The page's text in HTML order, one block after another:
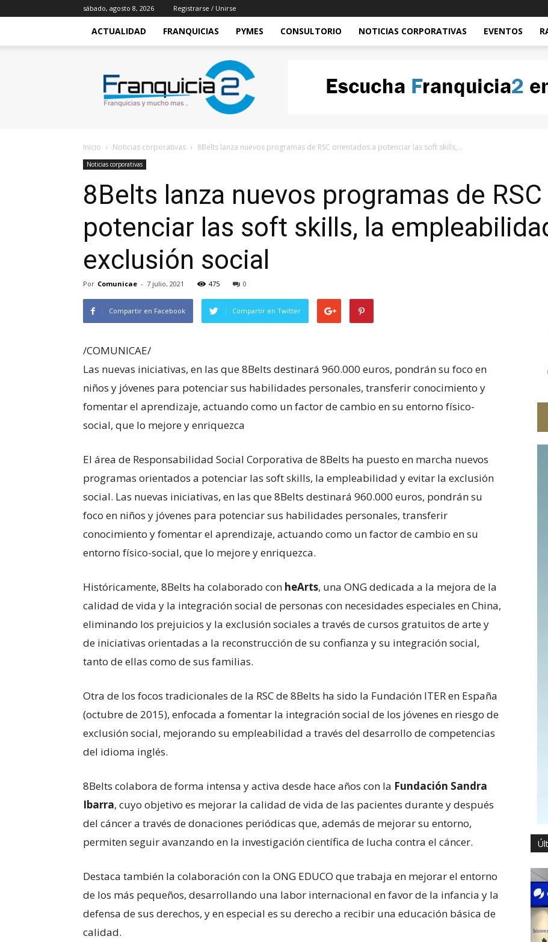
sábado, agosto 8, 2026 Registrarse / Unirse
ACTUALIDAD FRANQUICIAS PYMES CONSULTORIO NOTICIAS CORPORATIVAS EVENTOS
Inicio Noticias corporativas 8Belts lanza nuevos programas de RSC orientados a potenciar las soft skills,...
Noticias corporativas
8Belts lanza nuevos programas de
potenciar las soft skills, la
exclusión social
Por Comunicae - 7 julio, 2021 475 0
Compartir en Facebook Compartir en Twitter
/COMUNICAE/
Las nuevas iniciativas, en las que 8Belts destinará 960.000 euros, pondrán su foco en
niños y jóvenes para potenciar sus habilidades personales, transferir conocimiento y
fomentar el aprendizaje, actuando como un factor de cambio en su entorno físico-
social, que lo mejore y enriquezca
El área de Responsabilidad Social Corporativa de 8Belts ha puesto en marcha nuevos
programas orientados a potenciar las soft skills, la empleabilidad y evitar la exclusión
social. Las nuevas iniciativas, en las que 8Belts destinará 960.000 euros, pondrán su
foco en niños y jóvenes para potenciar sus habilidades personales, transferir
conocimiento y fomentar el aprendizaje, actuando como un factor de cambio en su
entorno físico-social, que lo mejore y enriquezca.
Históricamente, 8Belts ha colaborado con heArts, una ONG dedicada a la mejora de la
calidad de vida y la integración social de personas con necesidades especiales en China,
eliminando los prejuicios y la exclusión sociales a través de cursos gratuitos de arte y
de iniciativas orientadas a la reconstrucción de su confianza y su integración social,
tanto de ellas como de sus familias.
Otra de los focos tradicionales de la RSC de 8Belts ha sido la Fundación ITER en España
(octubre de 2015), enfocada a fomentar la integración social de los jóvenes en riesgo de
exclusión social, mejorando su empleabilidad a través del desarrollo de competencias
del idioma inglés.
8Belts colabora de forma intensa y activa desde hace años con la Fundación Sandra
Ibarra, cuyo objetivo es mejorar la calidad de vida de las pacientes durante y después
del cáncer a través de donaciones periódicas que, además de mejorar su entorno,
permiten seguir avanzando en la investigación científica de lucha contra el cáncer.
Destaca también la colaboración con la ONG EDUCO que trabaja en mejorar el entorno
de los más pequeños, desarrollando una labor internacional en favor de la infancia y la
defensa de sus derechos, y en especial es su derecho a recibir una educación básica de
calidad.